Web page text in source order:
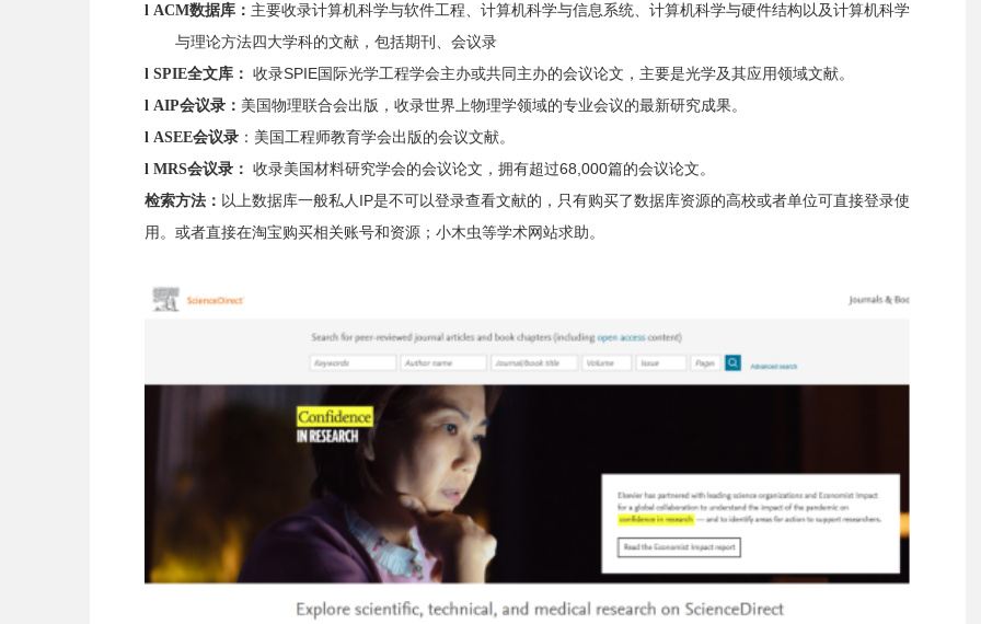
l ACM数据库 ： 主要收录计算机科学与软件工程、计算机科学与信息系统、计算机科学与硬件结构以及计算机科学
与理论方法四大学科的文献 ，包括期刊、会议录
l SPIE全文库 ： 收录SPIE国际光学工程学会主办或共同主办的会议论文 ，主要是光学及其应用领域文献。
l AIP会议录： 美国物理联合会出版 ， 收录世界上物理学领域的专业会议的最新研究成果。
l ASEE会议录 ：美国工程师教育学会出版的会议文献。
l MRS会议录 ： 收录美国材料研究学会的会议论文， 拥有超过68,000篇的会议论文。
检索方法： 以上数据库一般私人IP是不可以登录查看文献的，只有购买了数据库资源的高校或者单位可直接登录使
用。或者直接在淘宝购买相关账号和资源；小木虫等学术网站求助。